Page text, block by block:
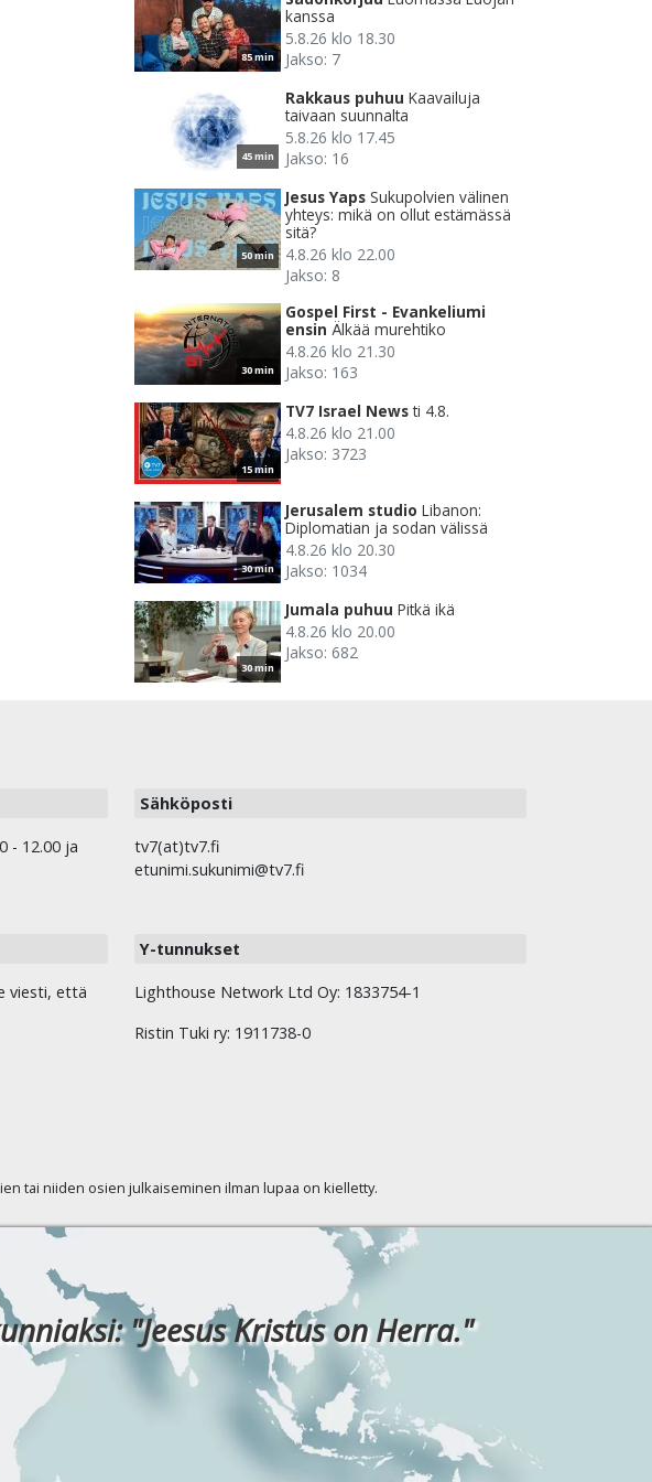
85 min
kanssa
5.8.26 klo 18.30
Jakso: 7
45 min
Rakkaus puhuu Kaavailuja
taivaan suunnalta
5.8.26 klo 17.45
Jakso: 16
50 min
Jesus Yaps Sukupolvien välinen
yhteys: mikä on ollut estämässä
sitä?
4.8.26 klo 22.00
Jakso: 8
30 min
Gospel First - Evankeliumi
ensin Älkää murehtiko
4.8.26 klo 21.30
Jakso: 163
15 min
TV7 Israel News ti 4.8.
4.8.26 klo 21.00
Jakso: 3723
30 min
Jerusalem studio Libanon:
Diplomatian ja sodan välissä
4.8.26 klo 20.30
Jakso: 1034
30 min
Jumala puhuu Pitkä ikä
4.8.26 klo 20.00
Jakso: 682
- 12.00 ja
Sähköposti
tv7(at)tv7.fi
etunimi.sukunimi@tv7.fi
viesti, että
Y-tunnukset
Lighthouse Network Ltd Oy: 1833754-1
Ristin Tuki ry: 1911738-0
tai niiden osien julkaiseminen ilman lupaa on kielletty.
"Jeesus Kristus on Herra."